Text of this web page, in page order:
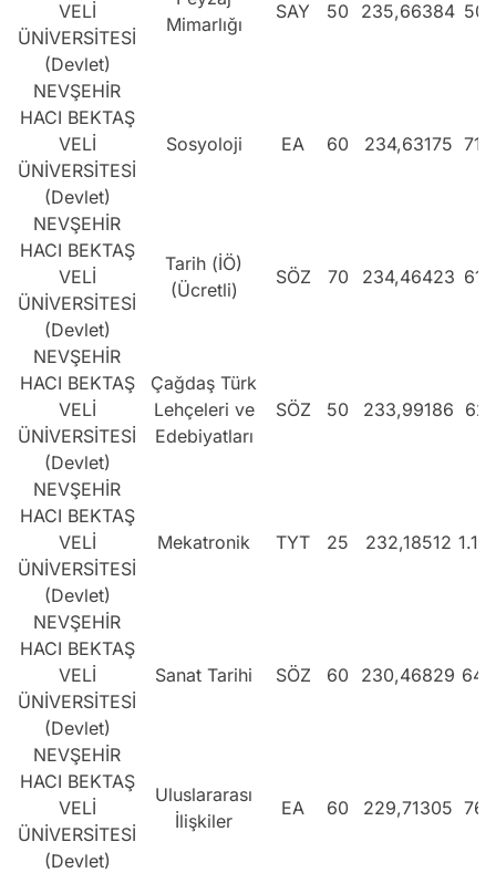
VELİ
ÜNİVERSİTESİ
(Devlet)
Mimarlığı
SAY 50 235,66384
NEVŞEHİR
HACI BEKTAŞ
VELİ
ÜNİVERSİTESİ
(Devlet)
Sosyoloji EA 60 234,63175
NEVŞEHİR
HACI BEKTAŞ
VELİ
ÜNİVERSİTESİ
(Devlet)
Tarih (İÖ)
(Ücretli)
SÖZ 70 234,46423
NEVŞEHİR
HACI BEKTAŞ
VELİ
ÜNİVERSİTESİ
(Devlet)
Çağdaş Türk
Lehçeleri ve
Edebiyatları
SÖZ 50 233,99186
NEVŞEHİR
HACI BEKTAŞ
VELİ
ÜNİVERSİTESİ
(Devlet)
Mekatronik TYT 25 232,18512
NEVŞEHİR
HACI BEKTAŞ
VELİ
ÜNİVERSİTESİ
(Devlet)
Sanat Tarihi SÖZ 60 230,46829
NEVŞEHİR
HACI BEKTAŞ
VELİ
ÜNİVERSİTESİ
(Devlet)
Uluslararası
İlişkiler
EA 60 229,71305